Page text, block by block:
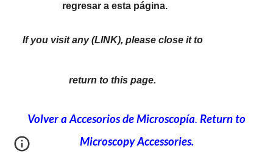
regresar a esta página.
If you visit any (LINK), please close it to
return to this page.
Volver a Accesorios de Microscopía. Return to
Microscopy Accessories.